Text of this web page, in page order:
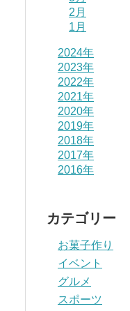
2月
1月
2024年
2023年
2022年
2021年
2020年
2019年
2018年
2017年
2016年
カテゴリー
お菓子作り
イベント
グルメ
スポーツ